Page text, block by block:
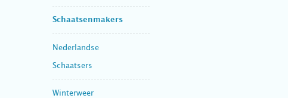
Schaatsenmakers
Nederlandse
Schaatsers
Winterweer